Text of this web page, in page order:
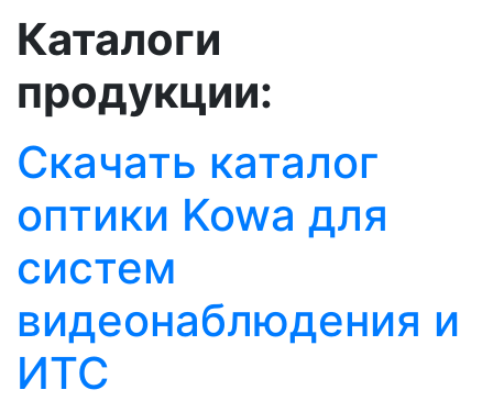
Каталоги
продукции:
Скачать каталог
оптики Kowa для
систем
видеонаблюдения и
ИТС